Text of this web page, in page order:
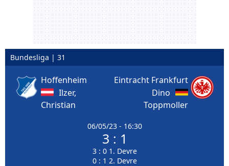
Bundesliga | 31
Hoffenheim
Ilzer,
Christian
06/05/23 - 16:30
3 : 1
3 : 0 1. Devre
0 : 1 2. Devre
Eintracht Frankfurt
Dino
Toppmoller